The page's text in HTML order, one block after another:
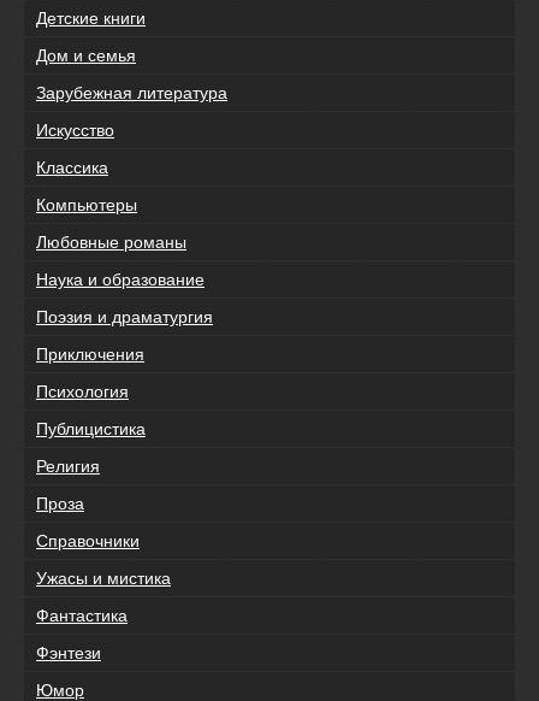
Детские книги
Дом и семья
Зарубежная литература
Искусство
Классика
Компьютеры
Любовные романы
Наука и образование
Поэзия и драматургия
Приключения
Психология
Публицистика
Религия
Проза
Справочники
Ужасы и мистика
Фантастика
Фэнтези
Юмор